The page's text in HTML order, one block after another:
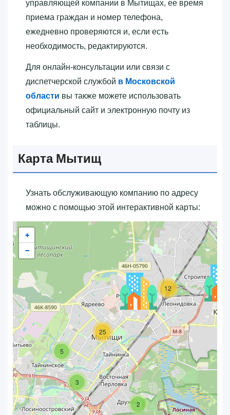
управляющей компании в Мытищах, ее время
приема граждан и номер телефона,
ежедневно проверяются и, если есть
необходимость, редактируются.
Для онлайн-консультации или связи с
диспетчерской службой в Московской
области вы также можете использовать
официальный сайт и электронную почту из
таблицы.
Карта Мытищ
Узнать обслуживающую компанию по адресу
можно с помощью этой интерактивной карты:
3
2
5
12
25
+
−